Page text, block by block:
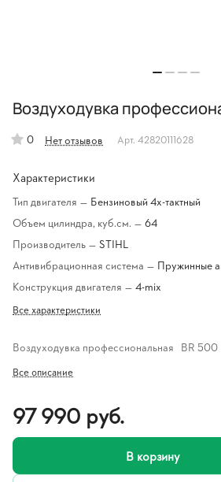
Воздуходувка
0 Нет отзывов Арт. 42820111628
Характеристики
Тип двигателя — Бензиновый 4х-тактный
Объем цилиндра, куб.см. — 64
Производитель — STIHL
Антивибрационная система — Пружинные
Конструкция двигателя — 4-mix
Все характеристики
Воздуходувка профессиональная ВR 500
Все описание
97 990 руб.
В корзину